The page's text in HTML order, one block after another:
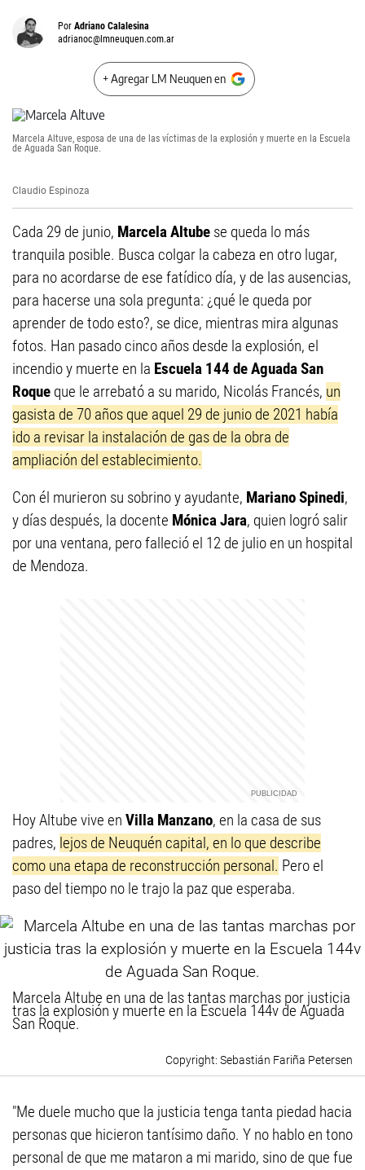
Por Adriano Calalesina
adrianoc@lmneuquen.com.ar
+ Agregar LM Neuquen en
Marcela Altuve, esposa de una de las víctimas de la explosión y muerte en la Escuela
de Aguada San Roque.
Claudio Espinoza
Cada 29 de junio, Marcela Altube se queda lo más
tranquila posible. Busca colgar la cabeza en otro lugar,
para no acordarse de ese fatídico día, y de las ausencias,
para hacerse una sola pregunta: ¿qué le queda por
aprender de todo esto?, se dice, mientras mira algunas
fotos. Han pasado cinco años desde la explosión, el
incendio y muerte en la Escuela 144 de Aguada San
Roque que le arrebató a su marido, Nicolás Francés, un
gasista de 70 años que aquel 29 de junio de 2021 había
ido a revisar la instalación de gas de la obra de
ampliación del establecimiento.
Con él murieron su sobrino y ayudante, Mariano Spinedi,
y días después, la docente Mónica Jara, quien logró salir
por una ventana, pero falleció el 12 de julio en un hospital
de Mendoza.
Hoy Altube vive en Villa Manzano, en la casa de sus
padres, lejos de Neuquén capital, en lo que describe
como una etapa de reconstrucción personal. Pero el
paso del tiempo no le trajo la paz que esperaba.
Marcela Altube en una de las tantas marchas por justicia
tras la explosión y muerte en la Escuela 144v de Aguada
San Roque.
Sebastián Fariña Petersen
"Me duele mucho que la justicia tenga tanta piedad hacia
personas que hicieron tantísimo daño. Y no hablo en tono
personal de que me mataron a mi marido, sino de que fue